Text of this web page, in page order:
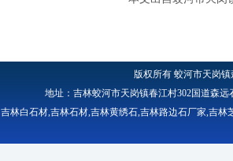
版权所有蛟河市天岗
地址：吉林蛟河市天岗镇春江村302国道森远
吉林白石材,吉林石材,吉林黄绣石,吉林路边石厂家,吉林